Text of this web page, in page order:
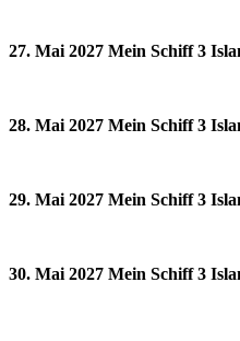
27. Mai 2027 Mein Schiff 3
28. Mai 2027 Mein Schiff 3
29. Mai 2027 Mein Schiff 3
30. Mai 2027 Mein Schiff 3